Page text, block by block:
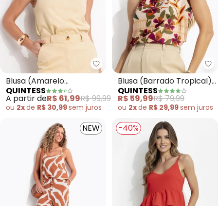
Quintess - Blusa (Amarelo
Blusa (Amarelo
Manteiga) em Malha
Suede
QUINTESS
A partir deR$ 61,99R$ 99,99
ou 2xde R$ 30,99sem juros
Blusa (Barrado Tropical)
em Malha Fria
QUINTESS
R$ 59,99R$ 79,99
ou 2xde R$ 29,99sem juros
NEW -40%